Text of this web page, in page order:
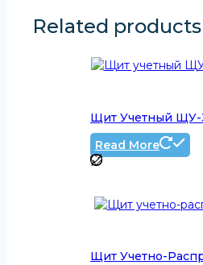
Related products
Щит Учетный ЩУ-
Read More
Щит Учетно-